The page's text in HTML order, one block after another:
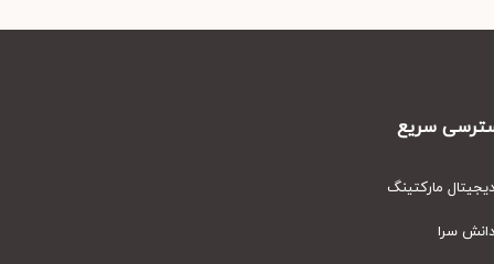
سریع
مارکتینگ
سرا